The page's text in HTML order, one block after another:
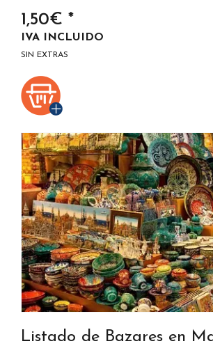
1,50€ *
IVA INCLUIDO
SIN EXTRAS
Listado de Bazares en